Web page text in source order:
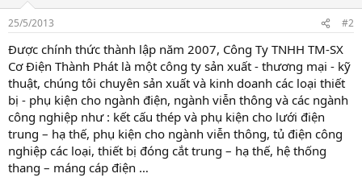
25/5/2013 #2
Được chính thức thành lập năm 2007, Công Ty TNHH TM-SX
Cơ Điện Thành Phát là một công ty sản xuất - thương mại - kỹ
thuật, chúng tôi chuyên sản xuất và kinh doanh các loại thiết
bị - phụ kiện cho ngành điện, ngành viễn thông và các ngành
công nghiệp như : kết cấu thép và phụ kiện cho lưới điện
trung – hạ thế, phụ kiện cho ngành viễn thông, tủ điện công
nghiệp các loại, thiết bị đóng cắt trung – hạ thế, hệ thống
thang – máng cáp điện …